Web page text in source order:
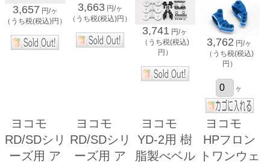
3,657 円/ヶ
（うち税(税込)円）
3,663 円/ヶ
（うち税(税込)円）
3,741 円/ヶ
（うち税(税込)
円）
3,762 円/ヶ
（うち税(税込)
円）
ヶ
ヨコモ
RD/SDシリ
ーズ用 ア
ヨコモ
RD/SDシリ
ーズ用 ア
ヨコモ
YD-2用 樹
脂製べベル
ヨコモ
HPフロン
トワンウェ